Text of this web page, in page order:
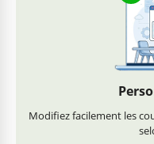
Modifiez facilement les